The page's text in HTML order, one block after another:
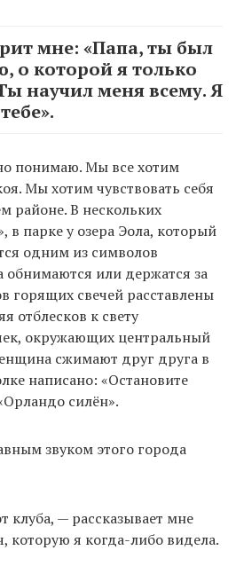
мне: «Папа, ты был
о которой я только
научил меня всему. Я
понимаю. Мы все хотим
Мы хотим чувствовать себя
районе. В нескольких
в парке у озера Эола, который
одним из символов
или держатся за
горящих свечей расставлены
отблесков к свету
окружающих центральный
сжимают друг друга в
написано: «Остановите
силён».
звуком этого города
клуба, — рассказывает мне
которую я когда-либо видела.